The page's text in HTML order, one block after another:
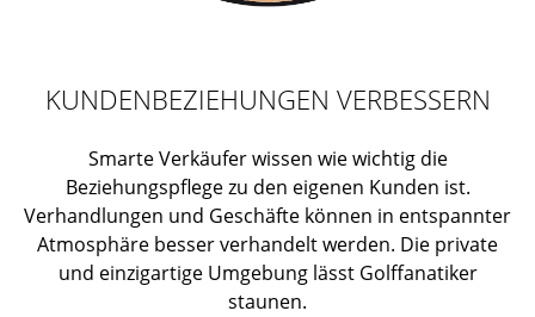
KUNDENBEZIEHUNGEN VERBESSERN
Smarte Verkäufer wissen wie wichtig die
Beziehungspflege zu den eigenen Kunden ist.
Verhandlungen und Geschäfte können in entspannter
Atmosphäre besser verhandelt werden. Die private
und einzigartige Umgebung lässt Golffanatiker
staunen.